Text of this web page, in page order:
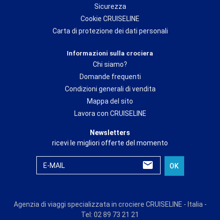
Sicurezza
Cookie CRUISELINE
Carta di protezione dei dati personali
Informazioni sulla crociera
Chi siamo?
Domande frequenti
Condizioni generali di vendita
Mappa del sito
Lavora con CRUISELINE
Newsletters
ricevi le migliori offerte del momento
E-MAIL OK
Agenzia di viaggi specializzata in crociere CRUISELINE - Italia -
Tel: 02 89 73 21 21